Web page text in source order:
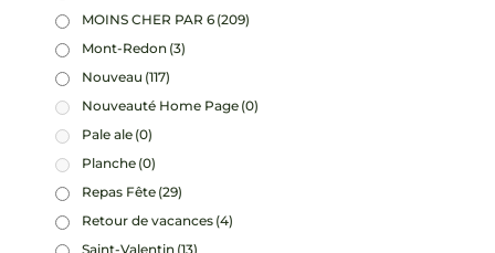
MOINS CHER PAR 6 (209)
Mont-Redon (3)
Nouveau (117)
Nouveauté Home Page (0)
Pale ale (0)
Planche (0)
Repas Fête (29)
Retour de vacances (4)
Saint-Valentin (13)